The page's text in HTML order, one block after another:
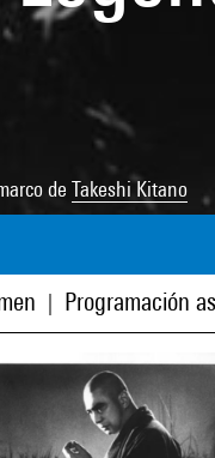
de Takeshi Kitano
Programación